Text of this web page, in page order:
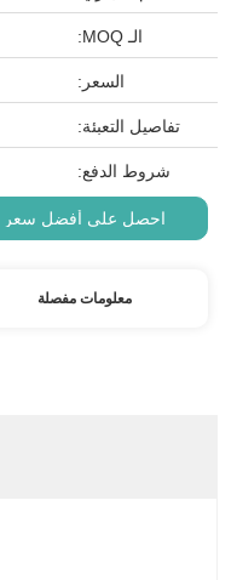
الـ MOQ:
السعر:
تفاصيل التعبئة:
شروط الدفع:
احصل على أفضل سعر
معلومات مفصلة